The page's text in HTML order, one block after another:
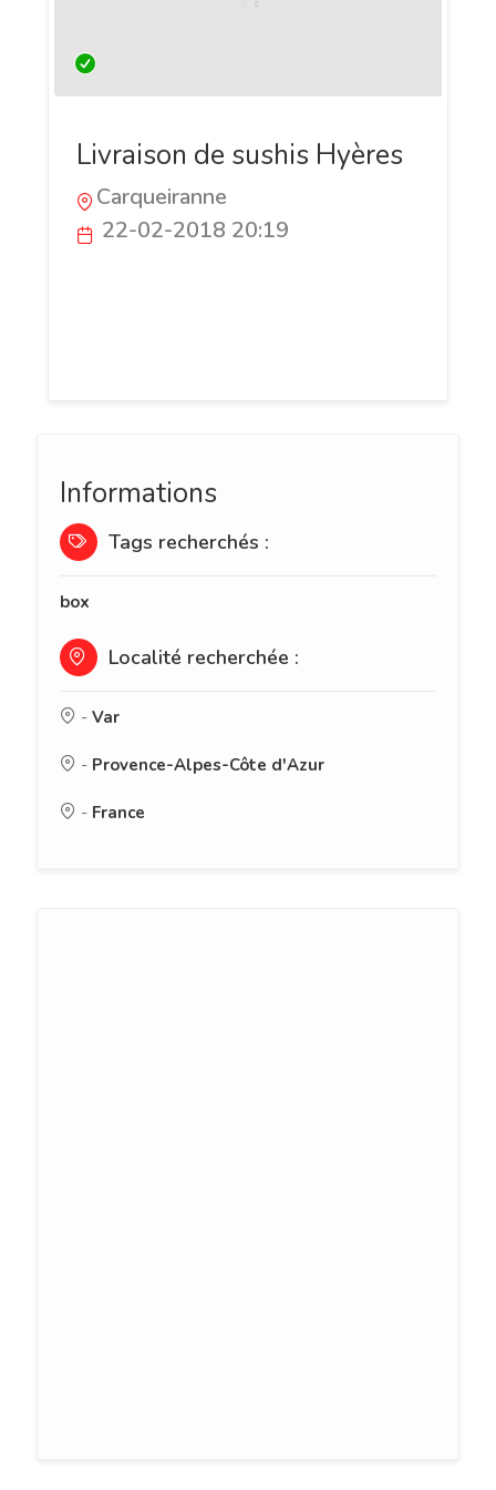
Livraison de sushis Hyères
Carqueiranne
22-02-2018 20:19
Informations
Tags recherchés :
box
Localité recherchée :
- Var
- Provence-Alpes-Côte d'Azur
- France